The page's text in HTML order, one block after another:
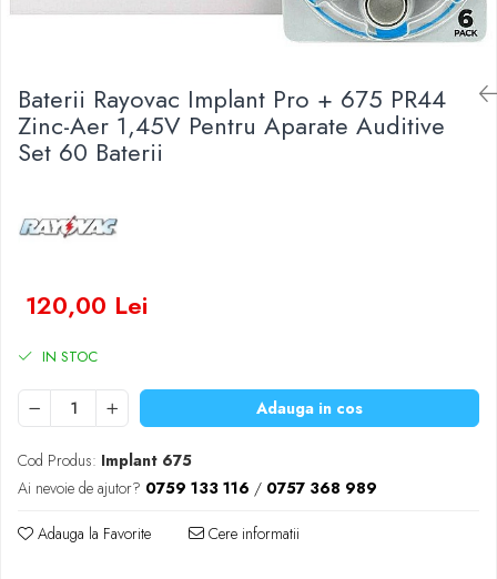
Lanterne
Lampi
Kit-uri vlogging
Convertoare tensiune
Prelungitoare
Ventilatoare
Cablu coaxial
Periferice PC
Accesorii auto
Redresoare
Roboti pornire
Carcase protectie NOCO BOOST
Baterii Rayovac Implant Pro + 675 PR44
Zinc-Aer 1,45V Pentru Aparate Auditive
Set 60 Baterii
120,00 Lei
IN STOC
Adauga in cos
Cod Produs: Implant 675
Ai nevoie de ajutor? 0759 133 116 / 0757 368 989
Adauga la Favorite Cere informatii